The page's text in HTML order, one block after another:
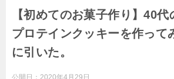
【初めてのお菓子作り】40
プロテインクッキーを作って
に引いた。
公開日： 2020年4月29日